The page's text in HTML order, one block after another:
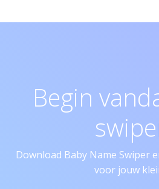
Begin
Download Baby Name Swiper
voor jouw